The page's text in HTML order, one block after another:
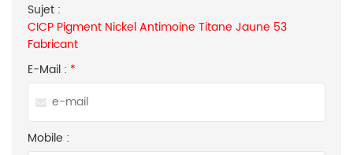
Sujet :
CICP Pigment Nickel Antimoine Titane Jaune 53
Fabricant
E-Mail : *
Mobile :